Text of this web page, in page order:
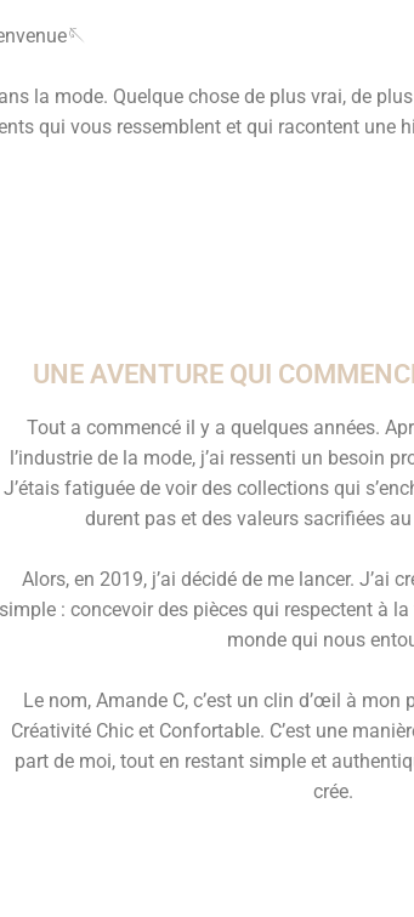
la mode. Quelque chose de plus vrai, de
qui vous ressemblent et qui racontent une
UNE AVENTURE QUI
Tout a commencé il y a quelques années.
l’industrie de la mode, j’ai ressenti un besoin
J’étais fatiguée de voir des collections qui
durent pas et des valeurs sacrifiées
Alors, en 2019, j’ai décidé de me lancer. J’ai
simple : concevoir des pièces qui respectent à
monde qui nous
Le nom, Amande C, c’est un clin d’œil à mon
Créativité Chic et Confortable. C’est une
part de moi, tout en restant simple et
crée.